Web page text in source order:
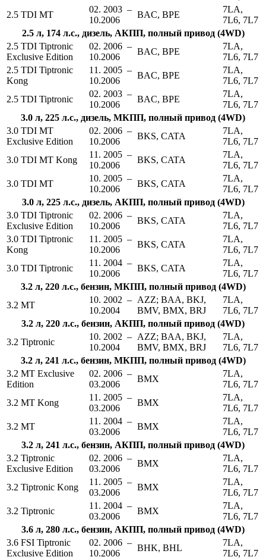
2.5 TDI MT
02. 2003 –
10.2006
BAC, BPE
7LA,
7L6, 7L7
2.5 л, 174 л.с., дизель, АКПП, полный привод (4WD)
2.5 TDI Tiptronic
Exclusive Edition
02. 2006 –
10.2006
BAC, BPE
7LA,
7L6, 7L7
2.5 TDI Tiptronic
Kong
11. 2005 –
10.2006
BAC, BPE
7LA,
7L6, 7L7
2.5 TDI Tiptronic
02. 2003 –
10.2006
BAC, BPE
7LA,
7L6, 7L7
3.0 л, 225 л.с., дизель, МКПП, полный привод (4WD)
3.0 TDI MT
Exclusive Edition
02. 2006 –
10.2006
BKS, CATA
7LA,
7L6, 7L7
3.0 TDI MT Kong
11. 2005 –
10.2006
BKS, CATA
7LA,
7L6, 7L7
3.0 TDI MT
10. 2005 –
10.2006
BKS, CATA
7LA,
7L6, 7L7
3.0 л, 225 л.с., дизель, АКПП, полный привод (4WD)
3.0 TDI Tiptronic
Exclusive Edition
02. 2006 –
10.2006
BKS, CATA
7LA,
7L6, 7L7
3.0 TDI Tiptronic
Kong
11. 2005 –
10.2006
BKS, CATA
7LA,
7L6, 7L7
3.0 TDI Tiptronic
11. 2004 –
10.2006
BKS, CATA
7LA,
7L6, 7L7
3.2 л, 220 л.с., бензин, МКПП, полный привод (4WD)
3.2 MT
10. 2002 –
10.2004
AZZ; BAA, BKJ,
BMV, BMX, BRJ
7LA,
7L6, 7L7
3.2 л, 220 л.с., бензин, АКПП, полный привод (4WD)
3.2 Tiptronic
10. 2002 –
10.2004
AZZ; BAA, BKJ,
BMV, BMX, BRJ
7LA,
7L6, 7L7
3.2 л, 241 л.с., бензин, МКПП, полный привод (4WD)
3.2 MT Exclusive
Edition
02. 2006 –
03.2006
BMX
7LA,
7L6, 7L7
3.2 MT Kong
11. 2005 –
03.2006
BMX
7LA,
7L6, 7L7
3.2 MT
11. 2004 –
03.2006
BMX
7LA,
7L6, 7L7
3.2 л, 241 л.с., бензин, АКПП, полный привод (4WD)
3.2 Tiptronic
Exclusive Edition
02. 2006 –
03.2006
BMX
7LA,
7L6, 7L7
3.2 Tiptronic Kong
11. 2005 –
03.2006
BMX
7LA,
7L6, 7L7
3.2 Tiptronic
11. 2004 –
03.2006
BMX
7LA,
7L6, 7L7
3.6 л, 280 л.с., бензин, АКПП, полный привод (4WD)
3.6 FSI Tiptronic
Exclusive Edition
02. 2006 –
10.2006
BHK, BHL
7LA,
7L6, 7L7